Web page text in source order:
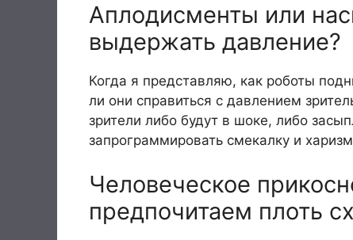
Аплодисменты или
выдержать давление?
Когда я представляю, как роботы
ли они справиться с давлением
зрители либо будут в шоке, либо
запрограммировать смекалку и
Человеческое
предпочитаем плоть